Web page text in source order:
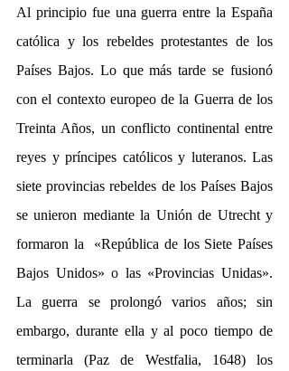
Al principio fue una guerra entre la España
católica y los rebeldes protestantes de los
Países Bajos. Lo que más tarde se fusionó
con el contexto europeo de la Guerra de los
Treinta Años, un conflicto continental entre
reyes y príncipes católicos y luteranos. Las
siete provincias rebeldes de los Países Bajos
se unieron mediante la Unión de Utrecht y
formaron la  «República de los Siete Países
Bajos Unidos» o las «Provincias Unidas».
La guerra se prolongó varios años; sin
embargo, durante ella y al poco tiempo de
terminarla (Paz de Westfalia, 1648) los